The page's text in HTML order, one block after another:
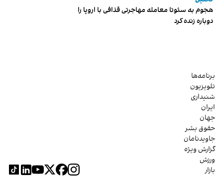
هجوم به سئوتا معامله مهاجرتی قذافی با اروپا را
دوباره زنده کرد
برنامه‌ها
تلویزیون
شنیداری
ایران
جهان
حقوق بشر
جاویدنامان
گزارش ویژه
ورزش
بازار